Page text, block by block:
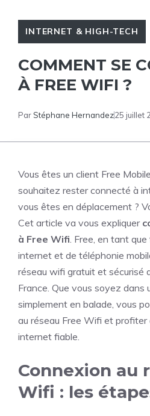
INTERNET & HIGH-TECH
COMMENT SE
À FREE WIFI ?
ParStéphane Hernandez25 juillet
Vous êtes un client Free
souhaitez rester connecté à
vous êtes en déplacement ?
Cet article va vous expliquer
à Free Wifi. Free, en tant
internet et de téléphonie
réseau wifi gratuit et sécurisé
France. Que vous soyez dans
simplement en balade, vous
au réseau Free Wifi et profiter
internet fiable.
Connexion au
Wifi : les